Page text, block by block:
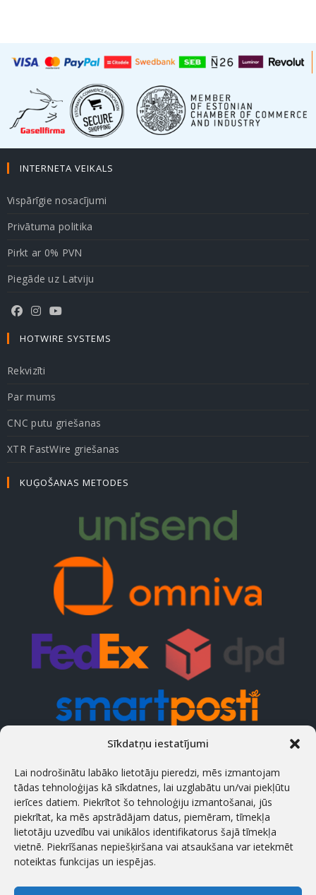
Sīkdatņu iestatījumi
Lai nodrošinātu labāko lietotāju pieredzi, mēs izmantojam
tādas tehnoloģijas kā sīkdatnes, lai uzglabātu un/vai piekļūtu
ierīces datiem. Piekrītot šo tehnoloģiju izmantošanai, jūs
piekrītat, ka mēs apstrādājam datus, piemēram, tīmekļa
lietotāju uzvedību vai unikālos identifikatorus šajā tīmekļa
vietnē. Piekrīšanas nepiešķiršana vai atsaukšana var ietekmēt
noteiktas funkcijas un iespējas.
INTERNETA VEIKALS
Vispārīgie nosacījumi
Privātuma politika
Pirkt ar 0% PVN
Piegāde uz Latviju
HOTWIRE SYSTEMS
Rekvizīti
Par mums
CNC putu griešanas
XTR FastWire griešanas
KUĢOŠANAS METODES
KONTAKTI
Adrese
Treiali tee 2, 75312 Peetri, Rae vald, Igaunija
Tālrunis
(+372) 658 5566 (est/eng/rus)